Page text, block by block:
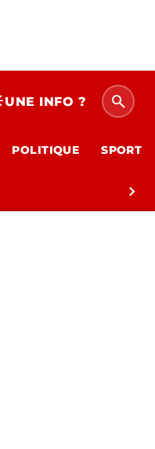
UNE INFO ? search
POLITIQUE SPORT
chevron_right